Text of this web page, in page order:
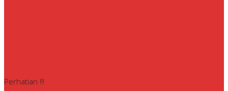
Perhatian !!!